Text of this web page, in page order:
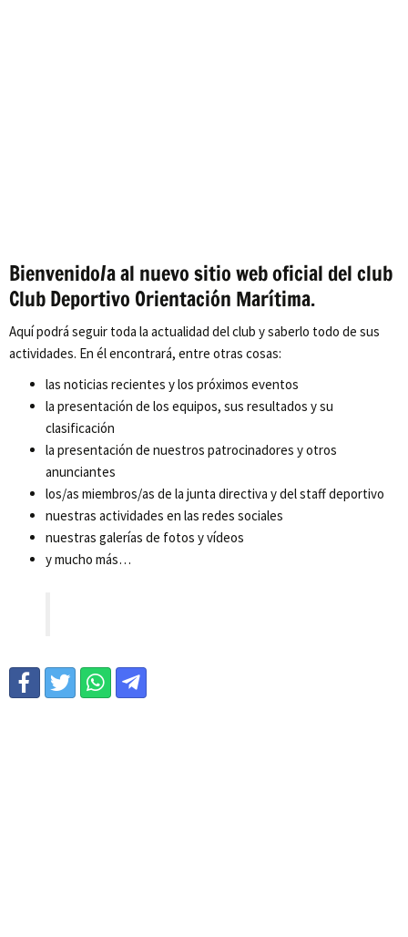
Bienvenido/a al nuevo sitio web oficial del club
Club Deportivo Orientación Marítima.
Aquí podrá seguir toda la actualidad del club y saberlo todo de sus
actividades. En él encontrará, entre otras cosas:
las noticias recientes y los próximos eventos
la presentación de los equipos, sus resultados y su
clasificación
la presentación de nuestros patrocinadores y otros
anunciantes
los/as miembros/as de la junta directiva y del staff deportivo
nuestras actividades en las redes sociales
nuestras galerías de fotos y vídeos
y mucho más…